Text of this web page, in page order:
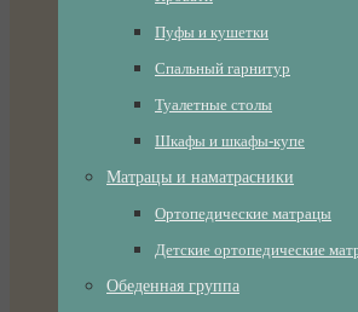
Пуфы и кушетки
Спальный гарнитур
Туалетные столы
Шкафы и шкафы-купе
Матрацы и наматрасники
Ортопедические матрацы
Детские ортопедические
Обеденная группа